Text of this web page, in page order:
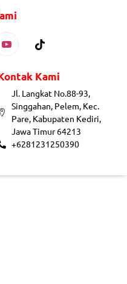
Kami
Jl. Langkat No.88-93,
Singgahan, Pelem, Kec.
Pare, Kabupaten Kediri,
Jawa Timur 64213
+6281231250390